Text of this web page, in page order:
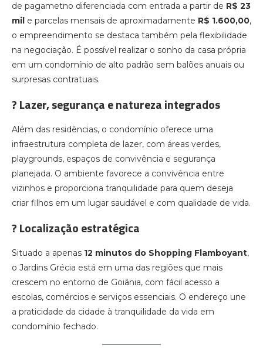
de pagametno diferenciada com entrada a partir de R$ 23
mil e parcelas mensais de aproximadamente R$ 1.600,00,
o empreendimento se destaca também pela flexibilidade
na negociação. É possível realizar o sonho da casa própria
em um condomínio de alto padrão sem balões anuais ou
surpresas contratuais.
? Lazer, segurança e natureza integrados
Além das residências, o condomínio oferece uma
infraestrutura completa de lazer, com áreas verdes,
playgrounds, espaços de convivência e segurança
planejada. O ambiente favorece a convivência entre
vizinhos e proporciona tranquilidade para quem deseja
criar filhos em um lugar saudável e com qualidade de vida.
? Localização estratégica
Situado a apenas 12 minutos do Shopping Flamboyant,
o Jardins Grécia está em uma das regiões que mais
crescem no entorno de Goiânia, com fácil acesso a
escolas, comércios e serviços essenciais. O endereço une
a praticidade da cidade à tranquilidade da vida em
condomínio fechado.